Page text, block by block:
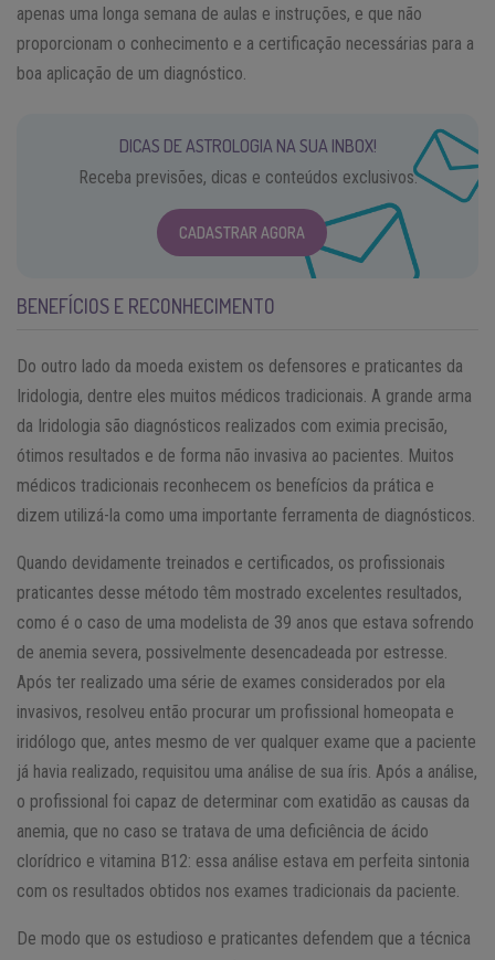
apenas uma longa semana de aulas e instruções, e que não
proporcionam o conhecimento e a certificação necessárias para a
boa aplicação de um diagnóstico.
DICAS DE ASTROLOGIA NA SUA INBOX!
Receba previsões, dicas e conteúdos exclusivos.
CADASTRAR AGORA
BENEFÍCIOS E RECONHECIMENTO
Do outro lado da moeda existem os defensores e praticantes da
Iridologia, dentre eles muitos médicos tradicionais. A grande arma
da Iridologia são diagnósticos realizados com eximia precisão,
ótimos resultados e de forma não invasiva ao pacientes. Muitos
médicos tradicionais reconhecem os benefícios da prática e
dizem utilizá-la como uma importante ferramenta de diagnósticos.
Quando devidamente treinados e certificados, os profissionais
praticantes desse método têm mostrado excelentes resultados,
como é o caso de uma modelista de 39 anos que estava sofrendo
de anemia severa, possivelmente desencadeada por estresse.
Após ter realizado uma série de exames considerados por ela
invasivos, resolveu então procurar um profissional homeopata e
iridólogo que, antes mesmo de ver qualquer exame que a paciente
já havia realizado, requisitou uma análise de sua íris. Após a análise,
o profissional foi capaz de determinar com exatidão as causas da
anemia, que no caso se tratava de uma deficiência de ácido
clorídrico e vitamina B12: essa análise estava em perfeita sintonia
com os resultados obtidos nos exames tradicionais da paciente.
De modo que os estudioso e praticantes defendem que a técnica